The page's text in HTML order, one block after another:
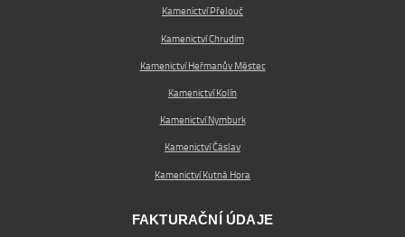
Kamenictví Přelouč
Kamenictví Chrudim
Kamenictví Heřmanův Městec
Kamenictví Kolín
Kamenictví Nymburk
Kamenictví Čáslav
Kamenictví Kutná Hora
FAKTURAČNÍ ÚDAJE